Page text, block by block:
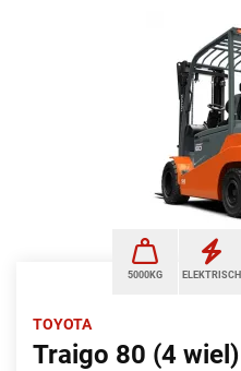
5000KG ELEKTRISCH
TOYOTA
Traigo 80 (4 wiel)